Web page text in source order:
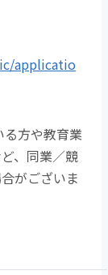
applicatio
方や教育業
、同業／競
がございま